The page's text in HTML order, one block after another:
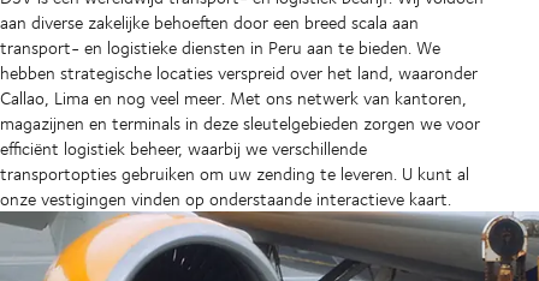
aan diverse zakelijke behoeften door een breed scala aan
transport- en logistieke diensten in Peru aan te bieden. We
hebben strategische locaties verspreid over het land, waaronder
Callao, Lima en nog veel meer. Met ons netwerk van kantoren,
magazijnen en terminals in deze sleutelgebieden zorgen we voor
efficiënt logistiek beheer, waarbij we verschillende
transportopties gebruiken om uw zending te leveren. U kunt al
onze vestigingen vinden op onderstaande interactieve kaart.